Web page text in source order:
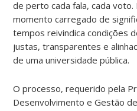
de perto cada fala, cada
momento carregado de
tempos reivindica condições
justas, transparentes e
de uma universidade pública.
O processo, requerido pela
Desenvolvimento e Gestão